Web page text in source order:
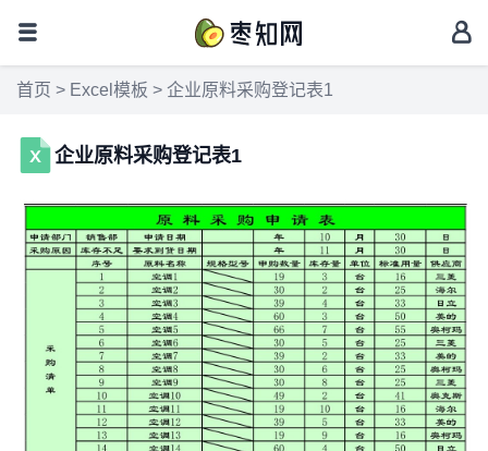
首页 > Excel模板 > 企业原料采购登记表1
企业原料采购登记表1